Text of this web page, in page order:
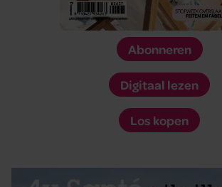
Abonneren
Digitaal lezen
Los kopen